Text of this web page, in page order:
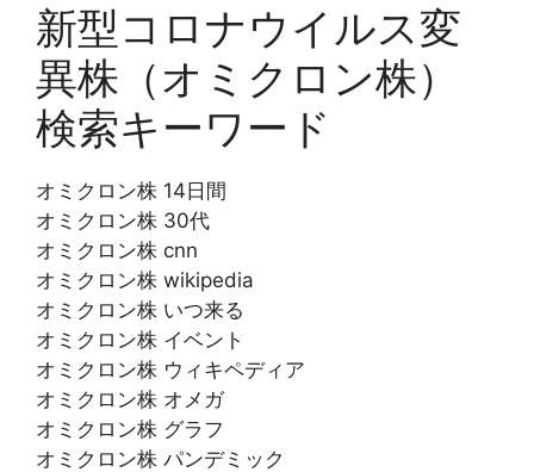
新型コロナウイルス変
異株（オミクロン株）
検索キーワード
オミクロン株 14日間
オミクロン株 30代
オミクロン株 cnn
オミクロン株 wikipedia
オミクロン株 いつ来る
オミクロン株 イベント
オミクロン株 ウィキペディア
オミクロン株 オメガ
オミクロン株 グラフ
オミクロン株 パンデミック